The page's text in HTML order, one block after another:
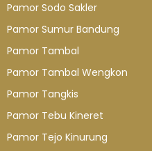
Pamor Sodo Sakler
Pamor Sumur Bandung
Pamor Tambal
Pamor Tambal Wengkon
Pamor Tangkis
Pamor Tebu Kineret
Pamor Tejo Kinurung